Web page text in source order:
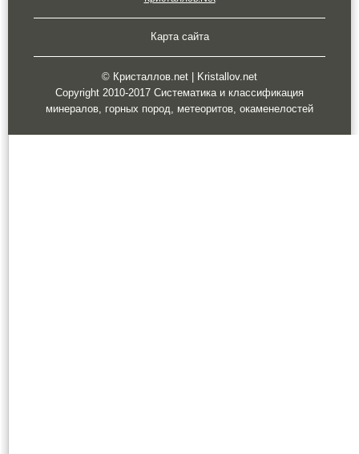
Карта сайта
© Кристаллов.net | Kristallov.net
Copyright 2010-2017 Систематика и классификация
минералов, горных пород, метеоритов, окаменелостей